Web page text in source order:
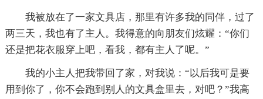
我被放在了一家文具店，那里有许多我的同伴，过了
两三天，我也有了主人。我得意的向朋友们炫耀：“你们
还是把花衣服穿上吧，看我，都有主人了呢。”
我的小主人把我带回了家，对我说：“以后我可是要
用到你了，你不会跑到别人的文具盒里去，对吧？”我高